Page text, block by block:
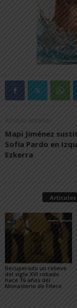
Artículo anterior
Mapi Jiménez
Sofía Pardo en
Ezkerra
Recuperado un relieve
del siglo XVI robado
hace 16 años del
Monasterio de Fitero